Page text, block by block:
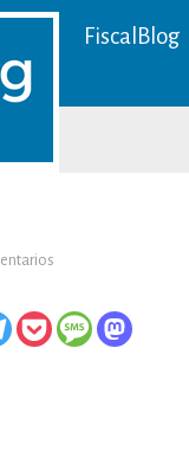
FiscalBlog
descanso
estival